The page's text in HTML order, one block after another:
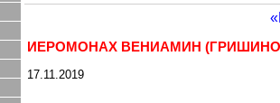
ИЕРОМОНАХ ВЕНИАМИН
17.11.2019